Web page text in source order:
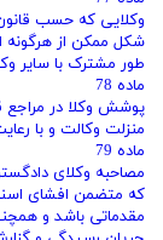
وکلایی که حسب قانون
شکل ممکن از هرگونه
‌طور مشترک با سایر
ماده 78
پوشش وکلا در مراجع
منزلت وکالت و با
ماده 79
مصاحبه وکلای
‌که متضمن افشای
مقدماتی باشد و